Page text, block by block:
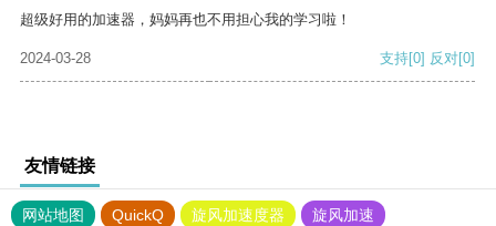
超级好用的加速器，妈妈再也不用担心我的学习啦！
2024-03-28 支持[0] 反对[0]
友情链接
网站地图 QuickQ 旋风加速度器
旋风加速